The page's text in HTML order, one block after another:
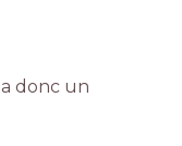
a donc un